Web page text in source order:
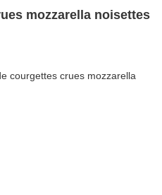
mozzarella noisettes